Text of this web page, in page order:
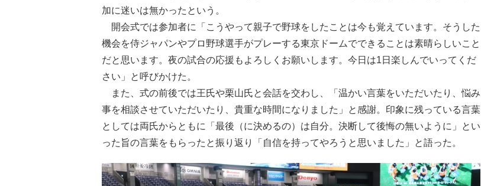
加に迷いは無かったという。
開会式では参加者に「こうやって親子で野球をしたことは今も覚えています。そうした
機会を侍ジャパンやプロ野球選手がプレーする東京ドームでできることは素晴らしいこと
だと思います。夜の試合の応援もよろしくお願いします。今日は1日楽しんでいってくだ
さい」と呼びかけた。
また、式の前後では王氏や栗山氏と会話を交わし、「温かい言葉をいただいたり、悩み
事を相談させていただいたり、貴重な時間になりました」と感謝。印象に残っている言葉
としては両氏からともに「最後（に決めるの）は自分。決断して後悔の無いように」とい
った旨の言葉をもらったと振り返り「自信を持ってやろうと思いました」と語った。